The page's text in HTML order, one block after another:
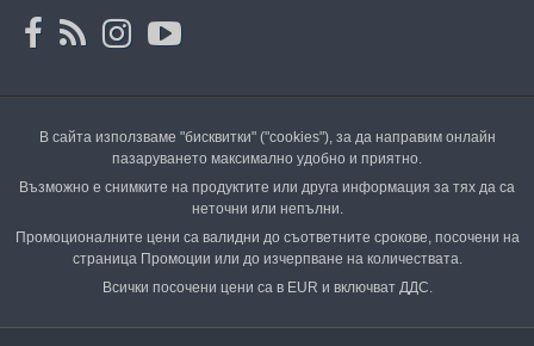
В сайта използваме "бисквитки" ("cookies"), за да направим онлайн
пазаруването максимално удобно и приятно.
Възможно е снимките на продуктите или друга информация за тях да са
неточни или непълни.
Промоционалните цени са валидни до съответните срокове, посочени на
страница Промоции или до изчерпване на количествата.
Всички посочени цени са в EUR и включват ДДС.